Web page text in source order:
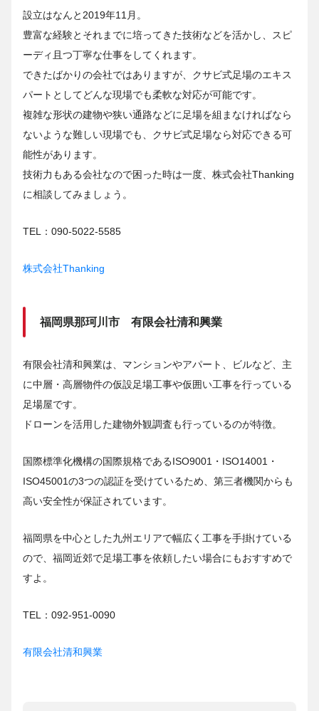
設立はなんと2019年11月。
豊富な経験とそれまでに培ってきた技術などを活かし、スピ
ーディ且つ丁寧な仕事をしてくれます。
できたばかりの会社ではありますが、クサビ式足場のエキス
パートとしてどんな現場でも柔軟な対応が可能です。
複雑な形状の建物や狭い通路などに足場を組まなければなら
ないような難しい現場でも、クサビ式足場なら対応できる可
能性があります。
技術力もある会社なので困った時は一度、株式会社Thanking
に相談してみましょう。
TEL：090-5022-5585
株式会社Thanking
福岡県那珂川市 有限会社清和興業
有限会社清和興業は、マンションやアパート、ビルなど、主
に中層・高層物件の仮設足場工事や仮囲い工事を行っている
足場屋です。
ドローンを活用した建物外観調査も行っているのが特徴。
国際標準化機構の国際規格であるISO9001・ISO14001・
ISO45001の3つの認証を受けているため、第三者機関からも
高い安全性が保証されています。
福岡県を中心とした九州エリアで幅広く工事を手掛けている
ので、福岡近郊で足場工事を依頼したい場合にもおすすめで
すよ。
TEL：092-951-0090
有限会社清和興業